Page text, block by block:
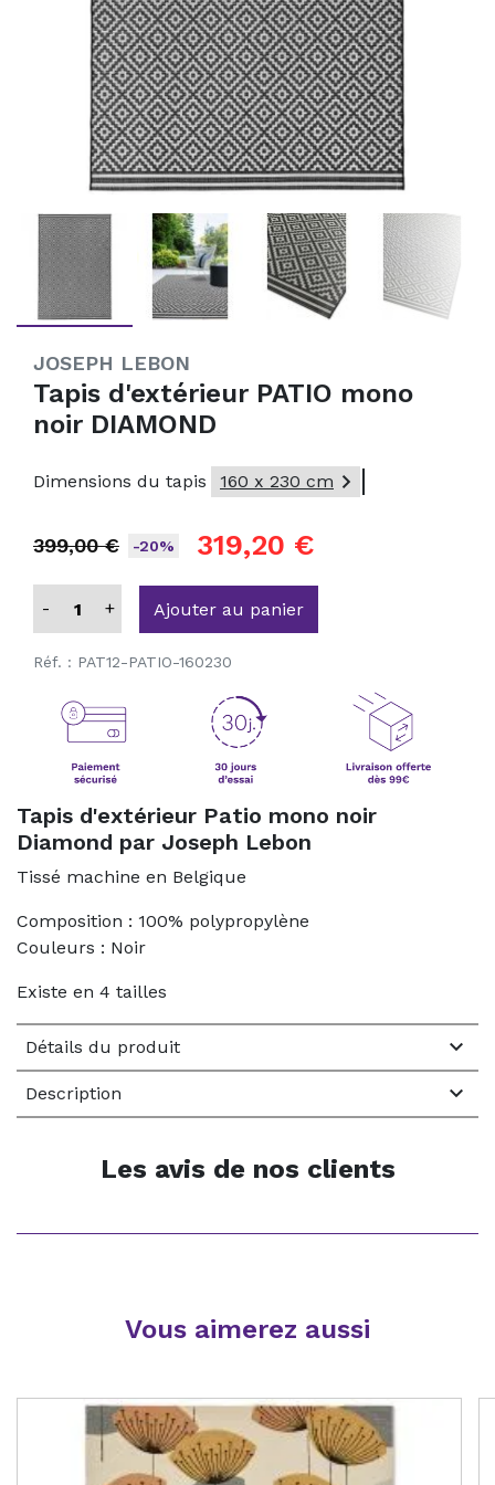
JOSEPH LEBON
Tapis d'extérieur PATIO mono
noir DIAMOND
Dimensions du tapis 160 x 230 cm 
399,00 € -20% 319,20 €
- + Ajouter au panier
Réf. : PAT12-PATIO-160230
Tapis d'extérieur Patio mono noir
Diamond par Joseph Lebon
Tissé machine en Belgique
Composition : 100% polypropylène
Couleurs : Noir
Existe en 4 tailles
Détails du produit 
Description 
Les avis de nos clients
Vous aimerez aussi